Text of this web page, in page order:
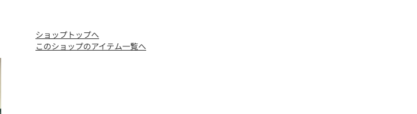
ショップトップへ
このショップのアイテム一覧へ